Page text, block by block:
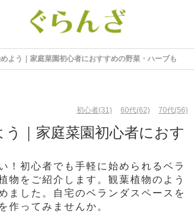
よう｜家庭菜園初心者におすすめの野菜・ハーブも
初心者(31) 60代(62) 70代(56)
｜家庭菜園初心者におす
！初心者でも手軽に始められるベラ
物をご紹介します。観葉植物のよう
ました。自宅のベランダスペースを
作ってみませんか。